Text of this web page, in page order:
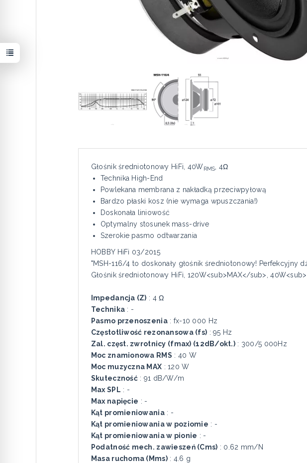
Głośnik średniotonowy HiFi, 40WRMS
, 4Ω
Technika High-End
Powlekana membrana z nakładką przeciwpyłową
Bardzo płaski kosz (nie wymaga wpuszczania!)
Doskonała liniowość
Optymalny stosunek mass-drive
Szerokie pasmo odtwarzania
HOBBY HiFi 03/2015
"MSH-116/4 to doskonały głośnik średniotonowy! Perfekcyjny
Głośnik średniotonowy HiFi, 120W<sub>MAX</sub>,
Impedancja (Z) : 4 Ω
Technika : -
Pasmo przenoszenia: fx-10 000 Hz
Częstotliwość rezonansowa (fs) : 95 Hz
Zal. częst. zwrotnicy (fmax) (12dB/okt.) : 300/5 000Hz
Moc znamionowa RMS : 40 W
Moc muzyczna MAX : 120 W
Skuteczność: 91 dB/W/m
Max SPL : -
Max napięcie : -
Kąt promieniowania: -
Kąt promieniowania w poziomie : -
Kąt promieniowania w pionie : -
Podatność mech. zawieszeń (Cms) : 0.62 mm/N
Masa ruchoma (Mms): 4.6 g